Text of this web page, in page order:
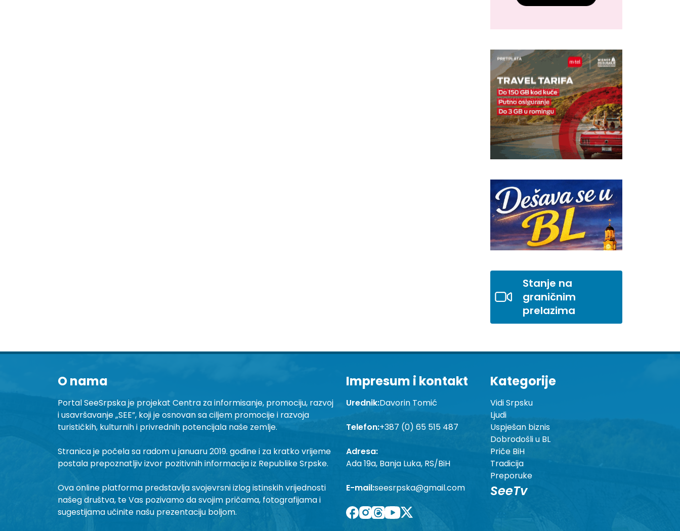
Stanje na
graničnim
prelazima
O nama
Portal SeeSrpska je projekat Centra za informisanje, promociju, razvoj
i usavršavanje „SEE”, koji je osnovan sa ciljem promocije i razvoja
turističkih, kulturnih i privrednih potencijala naše zemlje.
Stranica je počela sa radom u januaru 2019. godine i za kratko vrijeme
postala prepoznatljiv izvor pozitivnih informacija iz Republike Srpske.
Ova online platforma predstavlja svojevrsni izlog istinskih vrijednosti
našeg društva, te Vas pozivamo da svojim pričama, fotografijama i
sugestijama učinite našu prezentaciju boljom.
Impresum i kontakt
Urednik:Davorin Tomić
Telefon:+387 (0) 65 515 487
Adresa:
Ada 19a, Banja Luka, RS/BiH
E-mail:seesrpska@gmail.com
Kategorije
Vidi Srpsku
Ljudi
Uspješan biznis
Dobrodošli u BL
Priče BiH
Tradicija
Preporuke
SeeTv